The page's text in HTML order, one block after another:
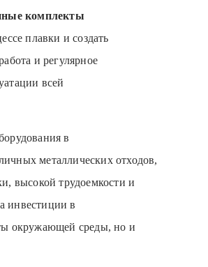
комплекты
плавки и создать
и регулярное
всей
в
металлических отходов,
высокой трудоемкости и
инвестиции в
окружающей среды, но и